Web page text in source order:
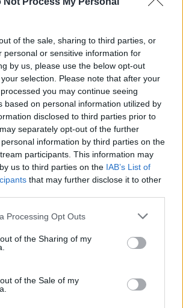
of the sale, sharing to third parties, or
personal or sensitive information for
by us, please use the below opt-out
selection. Please note that after your
you may continue seeing
based on personal information utilized by
disclosed to third parties prior to
separately opt-out of the further
information by third parties on the
participants. This information may
us to third parties on the IAB’s List of
that may further disclose it to other
Processing Opt Outs
of the Sharing of my
of the Sale of my
ΚΑΤΗΓΟΡΙΑ